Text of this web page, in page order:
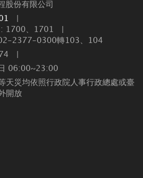
股份有限公司
1700、1701
2377-0300轉103、104
06:00~23:00
天災均依照行政院人事行政總處或臺
開放